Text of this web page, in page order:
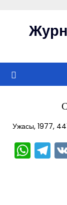
содержимому
Ужасы, 1977,